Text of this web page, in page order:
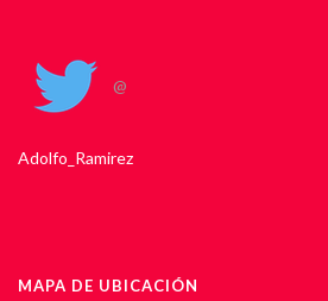
@
Adolfo_Ramirez
MAPA DE UBICACIÓN